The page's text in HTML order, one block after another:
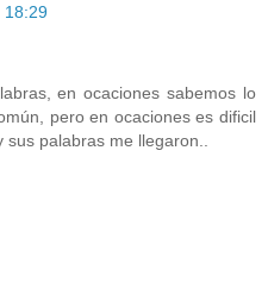
18:29
en ocaciones sabemos lo
pero en ocaciones es dificil
palabras me llegaron..